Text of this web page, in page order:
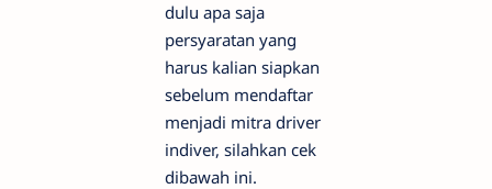
dulu apa saja
persyaratan yang
harus kalian siapkan
sebelum mendaftar
menjadi mitra driver
indiver, silahkan cek
dibawah ini.